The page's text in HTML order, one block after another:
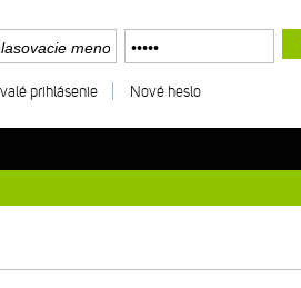
prihlásenie Nové heslo